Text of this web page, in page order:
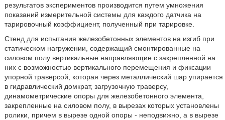
результатов экспериментов производится путем умножения
показаний измерительной системы для каждого датчика на
тарировочный коэффициент, полученный при тарировке.
Стенд для испытания железобетонных элементов на изгиб при
статическом нагружении, содержащий смонтированные на
силовом полу вертикальные направляющие с закрепленной на
них с возможностью вертикального перемещения и фиксации
упорной траверсой, которая через металлический шар упирается
в гидравлический домкрат, загрузочную траверсу,
динамометрические опоры для железобетонного элемента,
закрепленные на силовом полу, в вырезах которых установлены
ролики, причем в вырезе одной опоры - неподвижно, а в вырезе